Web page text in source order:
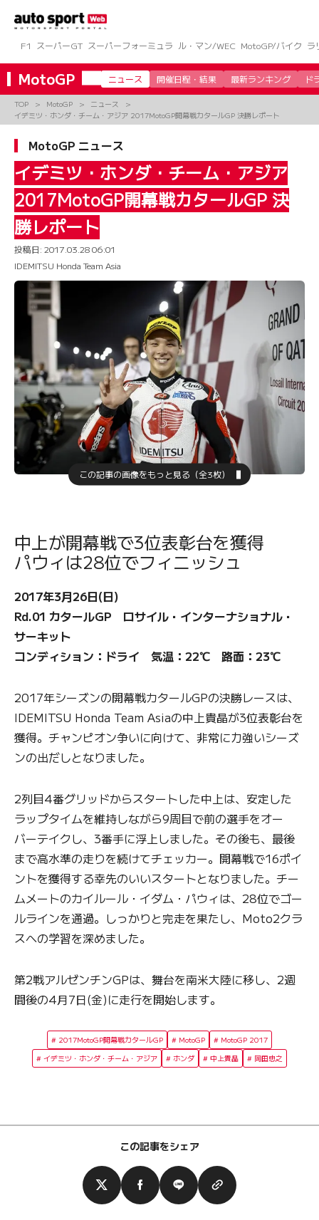
ツ
へ
ス
キ
プ
F1 スーパーGT スーパーフォーミュラ ル・マン/WEC MotoGP/バイク ラ
MotoGP ニュース 開催日程・結果 最新ランキング ド
TOP MotoGP
ニュース
イデミツ・ホンダ・チーム・アジア 2017MotoGP開幕戦カタールGP 決勝レポート
MotoGP ニュース
イデミツ・ホンダ・チーム・アジア
2017MotoGP開幕戦カタールGP 決
勝レポート
投稿日: 2017.03.28 06:01
IDEMITSU Honda Team Asia
この記事の画像をもっと見る（全3枚）
中上が開幕戦で3位表彰台を獲得
パウィは28位でフィニッシュ
2017年3月26日(日)
Rd.01 カタールGP ロサイル・インターナショナル・
サーキット
コンディション：ドライ 気温：22℃ 路面：23℃
2017年シーズンの開幕戦カタールGPの決勝レースは、
IDEMITSU Honda Team Asiaの中上貴晶が3位表彰台を
獲得。チャンピオン争いに向けて、非常に力強いシーズ
ンの出だしとなりました。
2列目4番グリッドからスタートした中上は、安定した
ラップタイムを維持しながら9周目で前の選手をオー
バーテイクし、3番手に浮上しました。その後も、最後
まで高水準の走りを続けてチェッカー。開幕戦で16ポイ
ントを獲得する幸先のいいスタートとなりました。チー
ムメートのカイルール・イダム・パウィは、28位でゴー
ルラインを通過。しっかりと完走を果たし、Moto2クラ
スへの学習を深めました。
第2戦アルゼンチンGPは、舞台を南米大陸に移し、2週
間後の4月7日(金)に走行を開始します。
2017MotoGP開幕戦カタールGP MotoGP
MotoGP 2017
イデミツ・ホンダ・チーム・アジア
ホンダ 中上貴晶 岡田忠之
この記事をシェア